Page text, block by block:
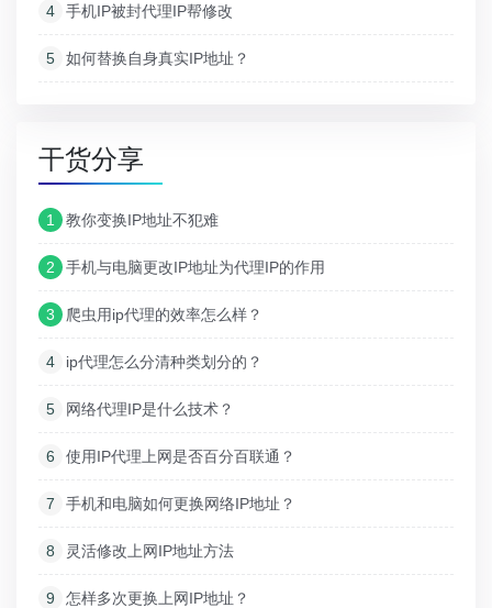
4 手机IP被封代理IP帮修改
5 如何替换自身真实IP地址？
干货分享
1 教你变换IP地址不犯难
2 手机与电脑更改IP地址为代理IP的作用
3 爬虫用ip代理的效率怎么样？
4 ip代理怎么分清种类划分的？
5 网络代理IP是什么技术？
6 使用IP代理上网是否百分百联通？
7 手机和电脑如何更换网络IP地址？
8 灵活修改上网IP地址方法
9 怎样多次更换上网IP地址？